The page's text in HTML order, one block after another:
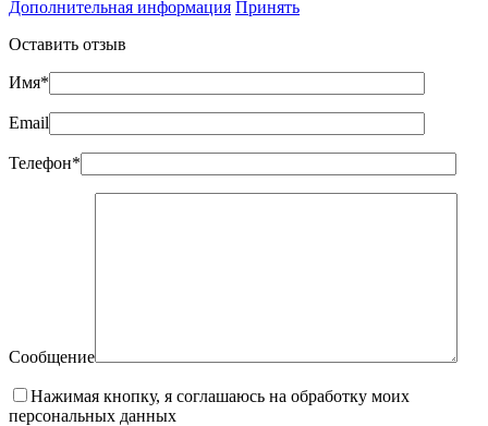
Дополнительная информация Принять
Оставить отзыв
Имя*
Email
Телефон*
Сообщение
Нажимая кнопку, я соглашаюсь на обработку моих
персональных данных